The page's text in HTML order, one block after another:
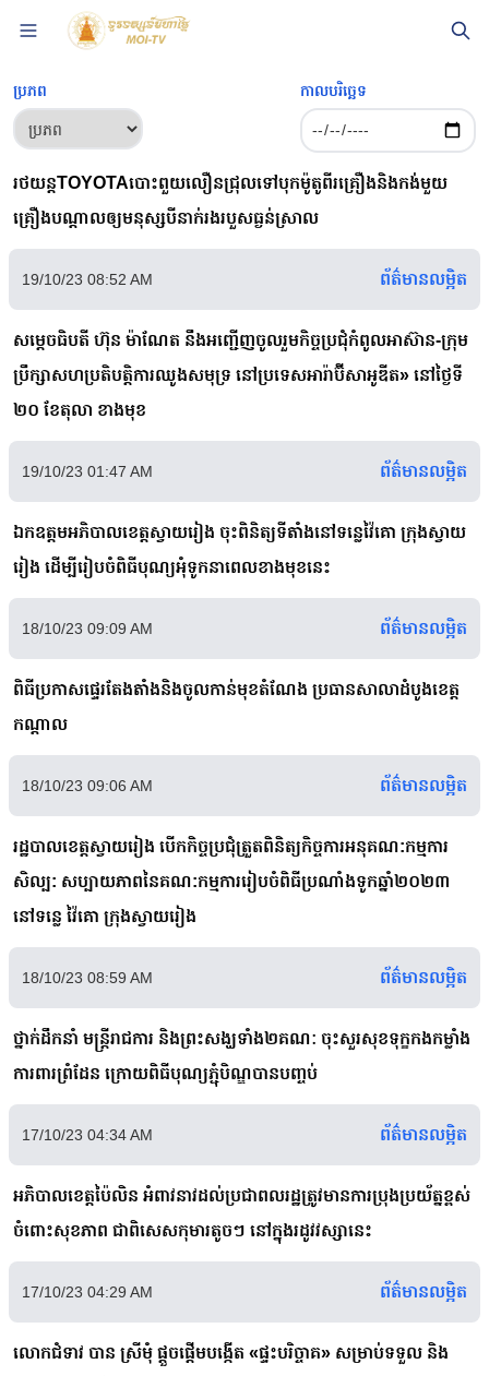
ប្រភព កាលបរិច្ឆេទ
រថយន្តTOYOTAបោះពួយលឿនជ្រុលទៅបុកម៉ូតូពីរគ្រឿងនិងកង់មួយ
គ្រឿងបណ្តាលឲ្យមនុស្សបីនាក់រងរបួសធ្ងន់ស្រាល
19/10/23 08:52 AM ព័ត៌មានលម្អិត
សម្តេចធិបតី ហ៊ុន ម៉ាណែត នឹងអញ្ជើញចូលរួមកិច្ចប្រជុំកំពូលអាស៊ាន-ក្រុម
ប្រឹក្សាសហប្រតិបត្តិការឈូងសមុទ្រ នៅប្រទេសអារ៉ាប៊ីសាអូឌីត» នៅថ្ងៃទី
២០ ខែតុលា ខាងមុខ
19/10/23 01:47 AM ព័ត៌មានលម្អិត
ឯកឧត្តមអភិបាលខេត្តស្វាយរៀង ចុះពិនិត្យទីតាំងនៅទន្លេវ៉ៃគោ ក្រុងស្វាយ
រៀង ដើម្បីរៀបចំពិធីបុណ្យអុំទូកនាពេលខាងមុខនេះ
18/10/23 09:09 AM ព័ត៌មានលម្អិត
ពិធីប្រកាសផ្ទេរតែងតាំងនិងចូលកាន់មុខតំណែង ប្រធានសាលាដំបូងខេត្ត
កណ្តាល
18/10/23 09:06 AM ព័ត៌មានលម្អិត
រដ្ឋបាលខេត្តស្វាយរៀង បើកកិច្ចប្រជុំត្រួតពិនិត្យកិច្ចការអនុគណ:កម្មការ
សិល្ប: សប្បាយភាពនៃគណ:កម្មការរៀបចំពិធីប្រណាំងទូកឆ្នាំ២០២៣
នៅទន្លេ វ៉ៃគោ ក្រុងស្វាយរៀង
18/10/23 08:59 AM ព័ត៌មានលម្អិត
ថ្នាក់ដឹកនាំ មន្ត្រីរាជការ និងព្រះសង្ឃទាំង២គណៈ ចុះសួរសុខទុក្ខកងកម្លាំង
ការពារព្រំដែន ក្រោយពិធីបុណ្យភ្ជុំបិណ្ឌបានបញ្ចប់
17/10/23 04:34 AM ព័ត៌មានលម្អិត
អភិបាលខេត្តប៉ៃលិន អំពាវនាវដល់ប្រជាពលរដ្ឋត្រូវមានការប្រុងប្រយ័ត្នខ្ពស់
ចំពោះសុខភាព ជាពិសេសកុមារតូចៗ នៅក្នុងរដូវវស្សានេះ
17/10/23 04:29 AM ព័ត៌មានលម្អិត
លោកជំទាវ បាន ស្រីមុំ ផ្តួចផ្តើមបង្កើត «ផ្ទះបរិច្ចាគ» សម្រាប់ទទួល និង